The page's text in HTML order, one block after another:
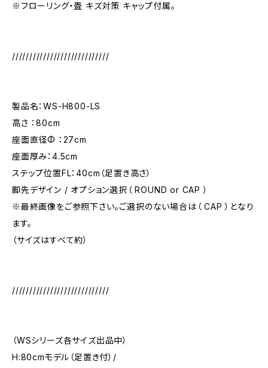
※フローリング・畳 キズ対策 キャップ付属。
////////////////////////////
製品名：WS-H800-LS
高さ ：80cm
座面直径Φ ：27cm
座面厚み：4.5cm
ステップ位置FL：40cm（足置き高さ）
脚先デザイン / オプション選択（ ROUND or CAP ）
※最終画像をご参照下さい。ご選択のない場合は（ CAP ）となり
ます。
（サイズはすべて約）
////////////////////////////
（WSシリーズ各サイズ出品中）
H:80cmモデル（足置き付）/